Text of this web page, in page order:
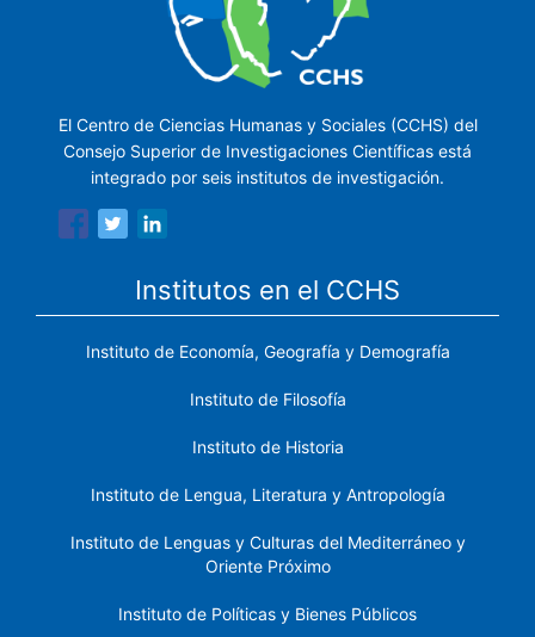
El Centro de Ciencias Humanas y Sociales (CCHS) del
Consejo Superior de Investigaciones Científicas está
integrado por seis institutos de investigación.
Institutos en el CCHS
Instituto de Economía, Geografía y Demografía
Instituto de Filosofía
Instituto de Historia
Instituto de Lengua, Literatura y Antropología
Instituto de Lenguas y Culturas del Mediterráneo y
Oriente Próximo
Instituto de Políticas y Bienes Públicos